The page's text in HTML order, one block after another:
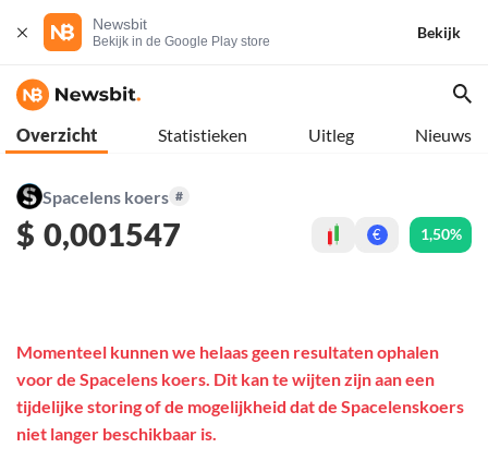
Newsbit
Bekijk in de Google Play store
Bekijk
Overzicht Statistieken Uitleg Nieuws
Spacelens koers #
$ 0,001547 € 1,50%
Momenteel kunnen we helaas geen resultaten ophalen
voor de Spacelens koers. Dit kan te wijten zijn aan een
tijdelijke storing of de mogelijkheid dat de Spacelenskoers
niet langer beschikbaar is.